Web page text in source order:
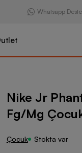
Whatsapp
6 Low Pro Fg/
Nike Jr
Fg/Mg
Çocuk Stokta var